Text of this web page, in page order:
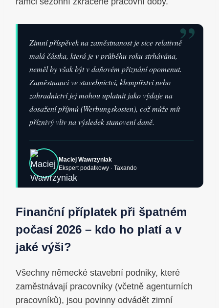
”
Zimní příspěvek na zaměstnanost je sice relativně
malá částka, která je v průběhu roku strhávána,
neměl by však být v daňovém přiznání opomenut.
Zaměstnanci ve stavebnictví, klempířství nebo
zahradnictví jej mohou uplatnit jako výdaje na
dosažení příjmů (Werbungskosten), což může mít
příznivý vliv na výsledek stanovení daně.
Maciej Wawrzyniak
Ekspert podatkowy · Taxando
Finanční příplatek při špatném
počasí 2026 – kdo ho platí a v
jaké výši?
Všechny německé stavební podniky, které
zaměstnávají pracovníky (včetně agenturních
pracovníků), jsou povinny odvádět zimní